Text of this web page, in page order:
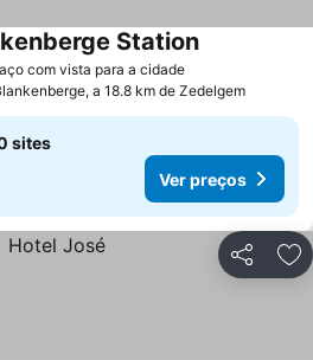
com vista para a cidade
Station
a 18.8 km de Zedelgem
sites
Ver preços
Partilhar